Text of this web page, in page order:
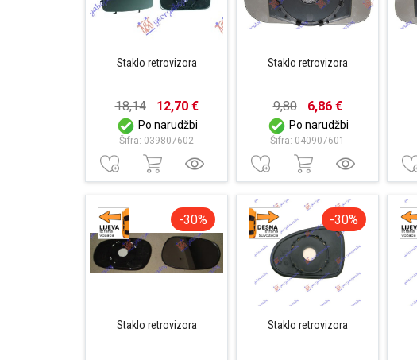
Staklo retrovizora
18,14 12,70 €
Po narudžbi
Šifra: 039807602
Staklo retrovizora
9,80 6,86 €
Po narudžbi
Šifra: 040907601
-30%
Staklo retrovizora
-30%
Staklo retrovizora